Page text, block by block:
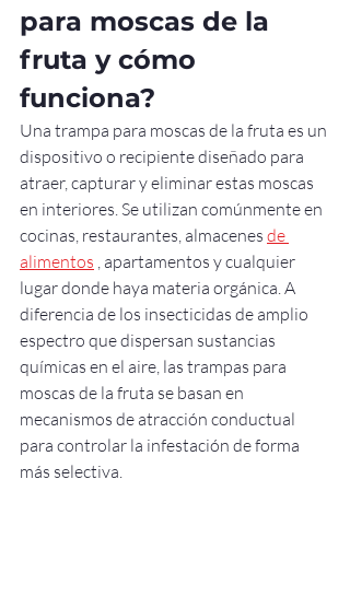
para moscas de la
fruta y cómo
funciona?
Una trampa para moscas de la fruta es un
dispositivo o recipiente diseñado para
atraer, capturar y eliminar estas moscas
en interiores. Se utilizan comúnmente en
cocinas, restaurantes, almacenes de
alimentos , apartamentos y cualquier
lugar donde haya materia orgánica. A
diferencia de los insecticidas de amplio
espectro que dispersan sustancias
químicas en el aire, las trampas para
moscas de la fruta se basan en
mecanismos de atracción conductual
para controlar la infestación de forma
más selectiva.